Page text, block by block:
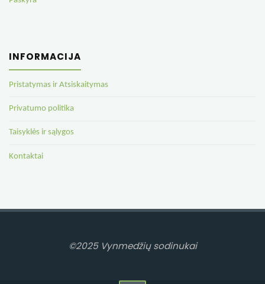
INFORMACIJA
Pristatymas ir Atsiskaitymas
Privatumo politika
Taisyklės ir sąlygos
Kontaktai
©2025 Vynmedžių sodinukai